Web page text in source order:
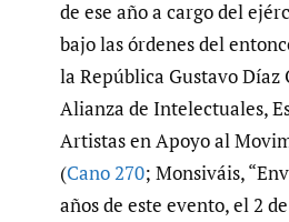
de ese año a cargo del
bajo las órdenes del
la República Gustavo Díaz
Alianza de Intelectuales,
Artistas en Apoyo al
(Cano 270; Monsiváis,
años de este evento, el 2